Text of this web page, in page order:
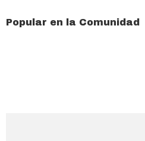
Popular en la Comunidad